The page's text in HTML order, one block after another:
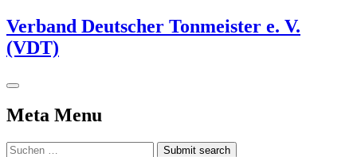
Verband Deutscher Tonmeister e. V.
(VDT)
Meta Menu
Submit search